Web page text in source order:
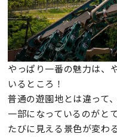
やっぱり一番の魅力は、
いるところ！
普通の遊園地とは違って
一部になっているのがと
たびに見える景色が変わ